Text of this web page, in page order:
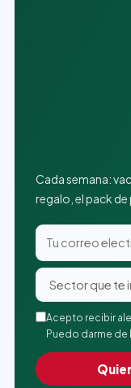
Cada semana:
regalo, el pack de
Acepto recibir
Puedo darme de